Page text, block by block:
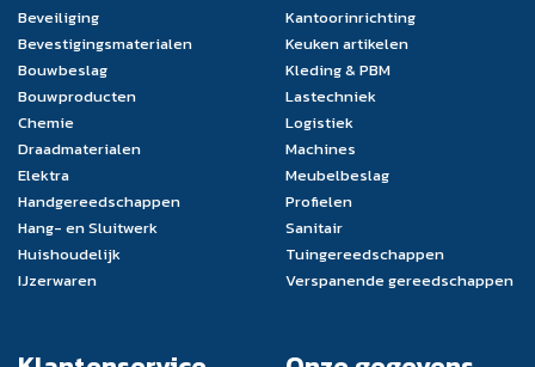
Beveiliging
Bevestigingsmaterialen
Bouwbeslag
Bouwproducten
Chemie
Draadmaterialen
Elektra
Handgereedschappen
Hang- en Sluitwerk
Huishoudelijk
IJzerwaren
Kantoorinrichting
Keuken artikelen
Kleding & PBM
Lastechniek
Logistiek
Machines
Meubelbeslag
Profielen
Sanitair
Tuingereedschappen
Verspanende gereedschappen